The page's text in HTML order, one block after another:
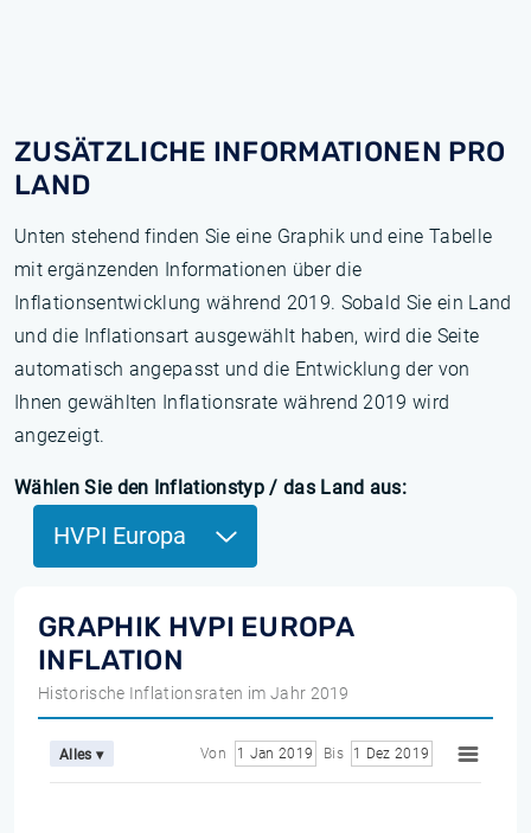
ZUSÄTZLICHE INFORMATIONEN PRO
LAND
Unten stehend finden Sie eine Graphik und eine Tabelle
mit ergänzenden Informationen über die
Inflationsentwicklung während 2019. Sobald Sie ein Land
und die Inflationsart ausgewählt haben, wird die Seite
automatisch angepasst und die Entwicklung der von
Ihnen gewählten Inflationsrate während 2019 wird
angezeigt.
Wählen Sie den Inflationstyp / das Land aus:
HVPI Europa
GRAPHIK HVPI EUROPA
INFLATION
Historische Inflationsraten im Jahr 2019
Alles ▾ Von 1 Jan 2019 Bis 1 Dez 2019